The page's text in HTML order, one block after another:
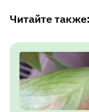
Читайте также: